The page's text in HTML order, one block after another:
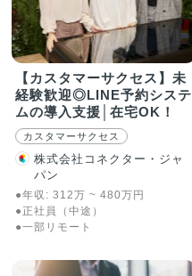
【カスタマーサクセス】未
経験歓迎◎LINE予約システ
ムの導入支援│在宅OK！
カスタマーサクセス
株式会社コネクター・ジャ
パン
●年収:312万 ~480万 円
●正社員（中途）
●一部リモート